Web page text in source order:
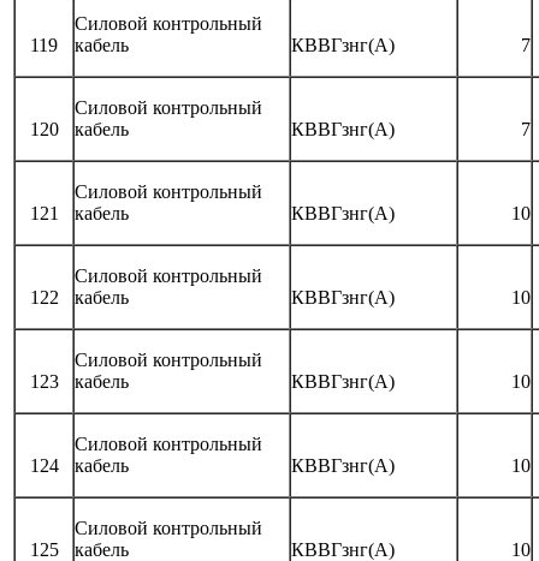
119
Силовой контрольный
кабель
КВВГзнг(А) 7
120
Силовой контрольный
кабель
КВВГзнг(А) 7
121
Силовой контрольный
кабель
КВВГзнг(А) 10
122
Силовой контрольный
кабель
КВВГзнг(А) 10
123
Силовой контрольный
кабель
КВВГзнг(А) 10
124
Силовой контрольный
кабель
КВВГзнг(А) 10
125
Силовой контрольный
кабель
КВВГзнг(А) 10